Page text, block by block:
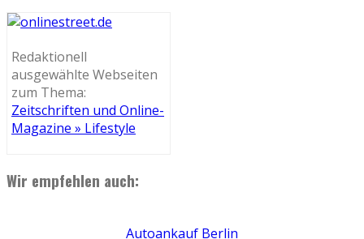
Redaktionell
ausgewählte Webseiten
zum Thema:
Zeitschriften und Online-
Magazine » Lifestyle
Wir empfehlen auch:
Autoankauf Berlin